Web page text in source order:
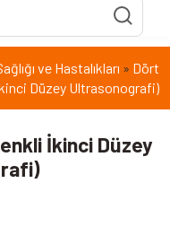
İkinci Düzey
ve Hastalıkları » Dört
Düzey Ultrasonografi)